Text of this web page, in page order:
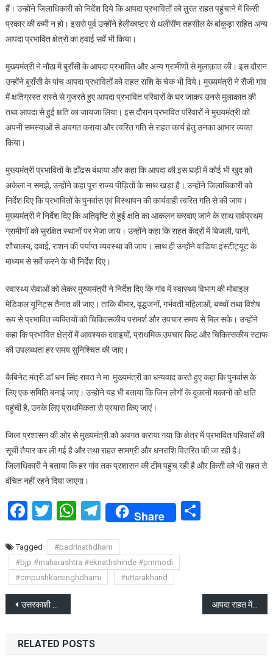
साथ
उनका
भाई
उनके
साथ
हैं। उन्होंने जिलाधिकारी को निर्देश दिये कि आपदा प्रभावितों को तुरंत राहत पहुंचाने में किसी
प्रकार की कमी न हो। इससे पूर्व उन्होंने हेलीकाप्टर से थलीसैंण तहसील के बांकुड़ा सहित अन्य
आपदा प्रभावित क्षेत्रों का हवाई सर्वे भी किया।
मुख्यमंत्री ने नौठा में बुराँसी के आपदा प्रभावित और अन्य ग्रामीणों से मुलाक़ात की। इस दौरान
उन्होंने बुराँसी के पांच आपदा प्रभावितों को राहत राशि के चेक भी दिये। मुख्यमंत्री ने सैंजी गांव
में क्षतिग्रस्त रास्ते से गुजरते हुए आपदा प्रभावित परिवारों के घर जाकर उनसे मुलाकात की
तथा आपदा से हुई क्षति का जायजा लिया। इस दौरान प्रभावित परिवारों ने मुख्यमंत्री को
अपनी समस्याओं से अवगत कराया और त्वरित गति से राहत कार्य हेतु उनका आभार व्यक्त
किया।
मुख्यमंत्री प्रभावितों के ढाँढस बंधाया और कहा कि आपदा की इस घड़ी में कोई भी खुद को
अकेला न समझे, उन्होंने कहा पूरा राज्य पीड़ितों के साथ खड़ा है। उन्होंने जिलाधिकारी को
निर्देश दिए कि प्रभावितों के पुनर्वास एवं विस्थापन की कार्यवाही त्वरित गति से की जाय।
मुख्यमंत्री ने निर्देश दिए कि अतिवृष्टि से हुई क्षति का आकलन करवाए जाने के साथ सर्वप्रथम
ग्रामीणों को सुरक्षित स्थानों पर भेजा जाय। उन्होंने कहा कि राहत केंद्रों में बिजली, पानी,
शौचालय, दवाई, राशन की पर्याप्त व्यवस्था की जाय। साथ ही उन्होंने वाडिया इंस्टीट्यूट के
माध्यम से सर्वे करने के भी निर्देश दिए।
स्वास्थ्य सेवाओं को लेकर मुख्यमंत्री ने निर्देश दिए कि गांव में स्वास्थ्य विभाग की मोबाइल
मेडिकल यूनिट्स तैनात की जाए। ताकि बीमार, वृद्धजनों, गर्भवती महिलाओं, बच्चों तथा विशेष
रूप से प्रभावित व्यक्तियों को चिकित्सकीय परामर्श और उपचार समय से मिल सके। उन्होंने
कहा कि प्रभावित क्षेत्रों में आवश्यक दवाइयों, प्राथमिक उपचार किट और चिकित्सकीय स्टाफ
की उपलब्धता हर समय सुनिश्चित की जाए।
कैबिनेट मंत्री डॉ.धन सिंह रावत ने मा. मुख्यमंत्री का धन्यवाद करते हुए कहा कि पुनर्वास के
लिए एक समिति बनाई जाए। उन्होंने यह भी बताया कि जिन लोगों के दुकानों मकानों को क्षति
पहुंची है, उनके लिए प्राथमिकता से प्रयास किए जाएं।
जिला प्रशासन की ओर से मुख्यमंत्री को अवगत कराया गया कि क्षेत्र में प्रभावित परिवारों की
सूची तैयार कर ली गई है और तथा राहत सामग्री और धनराशि वितरित की जा रही है।
जिलाधिकारी ने बताया कि हर गांव तक प्रशासन की टीम पहुंच रही है और किसी को भी राहत से
वंचित नहीं रहने दिया जाएगा।
Facebook
Twitter
WhatsApp
Telegram
Share Share
Tagged
#badrinathdham
#bjp #maharashtra #eknathshinde #pmmodi
#cmpushkarsinghdhami
#uttarakhand
Post
navigation
उत्तरकाशी के धराली में आई आपदा को लेकर पीएम से मिले सांसद आपदा राहत में जुटे मुख्यमंत्री ने उत्तरकाशी में की अहम बैठक
RELATED POSTS